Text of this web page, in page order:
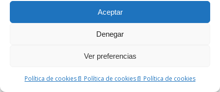
Aceptar
Denegar
Ver preferencias
Política de cookies📄 Política de cookies📄 Política de cookies
Además, el uso de la palabra también implica una comunicación
clara y respetuosa entre los niños y los adultos que los
preciso al presentar los materiales y las actividades, lo que
fomenta la concentración, la atención y el respeto hacia el
Sensibilidad Sensorial.